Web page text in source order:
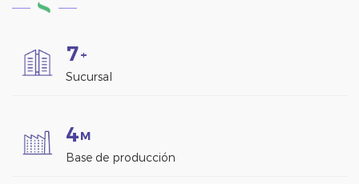
7+
Sucursal
4M
Base de producción